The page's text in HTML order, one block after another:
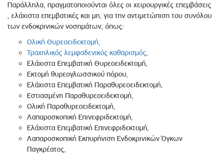
Παράλληλα, πραγματοποιούνται όλες οι χειρουργικές επεμβάσεις
, ελάχιστα επεμβατικές και μη, για την αντιμετώπιση του συνόλου
των ενδοκρινικών νοσημάτων, όπως:
Ολική Θυρεοειδεκτομή,
Τραχηλικός λεμφαδενικός καθαρισμός,
Ελάχιστα Επεμβατική Θυρεοειδεκτομή,
Εκτομή θυρεογλωσσικού πόρου,
Ελάχιστα Επεμβατική Παραθυρεοειδεκτομή,
Εστιασμένη Παραθυρεοειδεκτομή,
Ολική Παραθυρεοειδεκτομή,
Λαπαροσκοπική Επινεφριδεκτομή,
Ελάχιστα Επεμβατική Επινεφριδεκτομή,
Λαπαροσκοπική Εκπυρήνιση Ενδοκρινικών Όγκων
Παγκρέατος,